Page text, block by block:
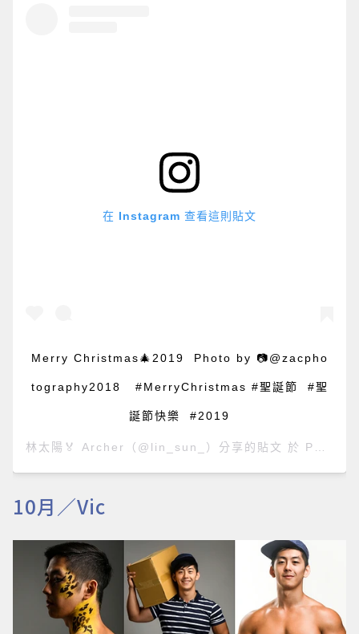
在 Instagram 查看這則貼文
Merry Christmas🎄2019 Photo by 📷@zacpho
tography2018 #MerryChristmas #聖誕節 #聖
誕節快樂 #2019
林太陽🏅 Archer （@lin_sun_）分享的貼文 於 PST 2019 年 12月 月 25 日 上午 7:12
10月／Vic